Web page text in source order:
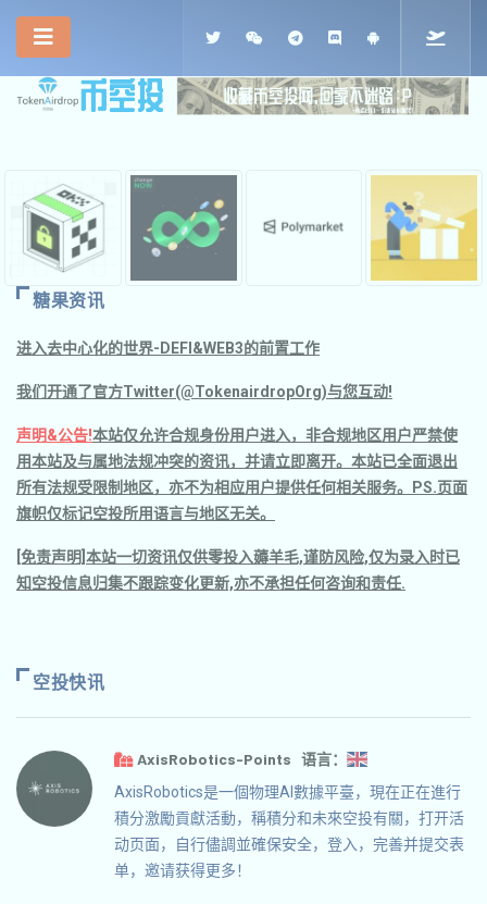
糖果资讯
进入去中心化的世界-DEFI&WEB3的前置工作
我们开通了官方Twitter(@TokenairdropOrg)与您互动!
声明&公告!本站仅允许合规身份用户进入，非合规地区用户严禁使
用本站及与属地法规冲突的资讯，并请立即离开。本站已全面退出
所有法规受限制地区，亦不为相应用户提供任何相关服务。PS.页面
旗帜仅标记空投所用语言与地区无关。
[免责声明]本站一切资讯仅供零投入薅羊毛,谨防风险,仅为录入时已
知空投信息归集不跟踪变化更新,亦不承担任何咨询和责任.
空投快讯
AxisRobotics-Points 语言：
AxisRobotics是一個物理AI數據平臺，現在正在進行
積分激勵貢獻活動，稱積分和未來空投有關，打开活
动页面，自行儘調並確保安全，登入，完善并提交表
单，邀请获得更多！